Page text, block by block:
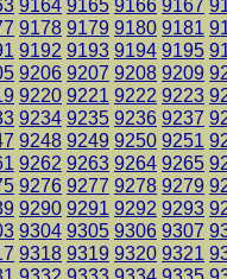
9164 9165 9166 9167
9178 9179 9180 9181
9192 9193 9194 9195
9206 9207 9208 9209
9220 9221 9222 9223
9234 9235 9236 9237
9248 9249 9250 9251
9262 9263 9264 9265
9276 9277 9278 9279
9290 9291 9292 9293
9304 9305 9306 9307
9318 9319 9320 9321